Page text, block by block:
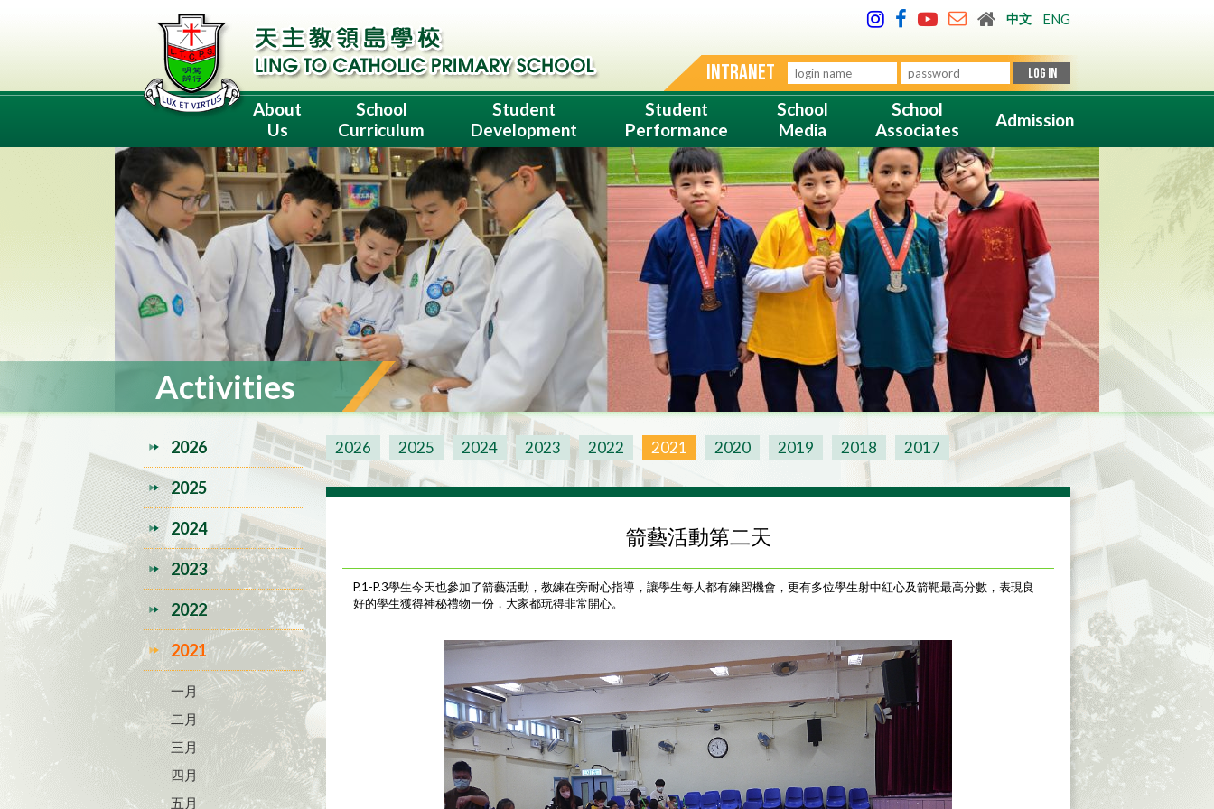
中文 ENG
INTRANET
About
Us
School
Curriculum
Student
Development
Student
Performance
School
Media
School
Associates
Admission
Activities
2026 2025 2024 2023 2022 2021 2020 2019 2018 2017
2026
2025
2024
2023
2022
2021
一月
二月
三月
四月
五月
箭藝活動第二天
P.1-P.3學生今天也參加了箭藝活動，教練在旁耐心指導，讓學生每人都有練習機會，更有多位學生射中紅心及箭靶最高分數，表現良
好的學生獲得神秘禮物一份，大家都玩得非常開心。